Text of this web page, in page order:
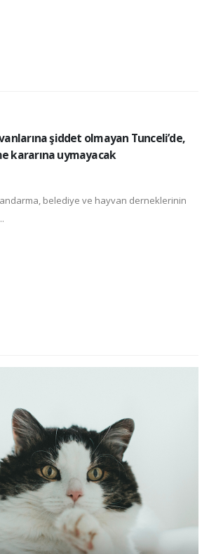
şiddet olmayan Tunceli’de,
kararına uymayacak
belediye ve hayvan derneklerinin